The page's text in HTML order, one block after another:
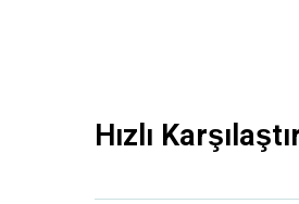
Hızlı